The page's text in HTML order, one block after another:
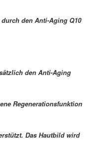
den Anti-Aging Q10
den Anti-Aging
Regenerationsfunktion
Das Hautbild wird